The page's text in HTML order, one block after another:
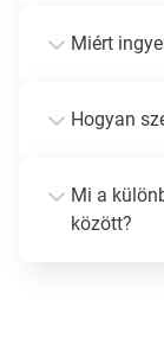
Miért
Hogyan
Mi a
között?